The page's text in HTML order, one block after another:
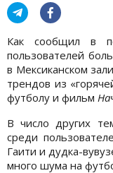
Как сообщил в
пользователей
в Мексиканском
трендов из
футболу и фильм
В число других
среди
Гаити и дудка-
много шума на